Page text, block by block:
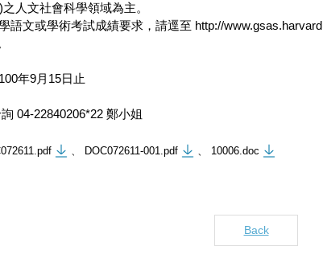
文社會科學領域為主。
語文或學術考試成績要求，請逕至 http://
年9月15日止
04-22840206*22 鄭小姐
、 DOC072611-001.pdf 、 10006.doc
Back